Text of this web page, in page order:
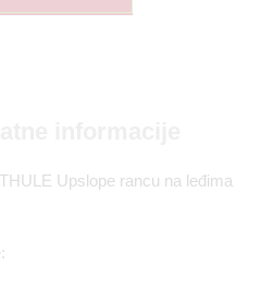
Upslope rancu na leđima